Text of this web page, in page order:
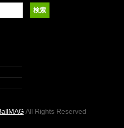
All Rights Reserved